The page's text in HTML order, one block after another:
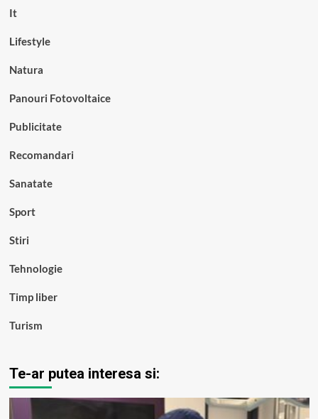
It
Lifestyle
Natura
Panouri Fotovoltaice
Publicitate
Recomandari
Sanatate
Sport
Stiri
Tehnologie
Timp liber
Turism
Te-ar putea interesa si: